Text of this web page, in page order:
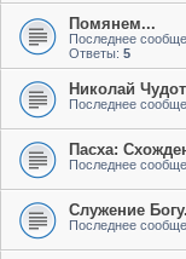
Помянем...
Последнее
Ответы: 5
Николай
Последнее
Пасха:
Последнее
Служение
Последнее